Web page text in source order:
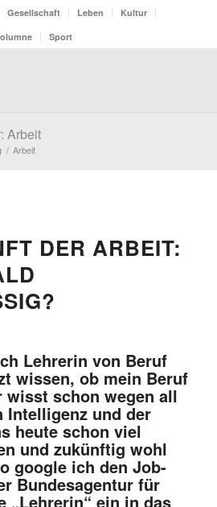
Gesellschaft Leben
Kultur
Sport
Arbeit
/ Arbeit
DER ARBEIT:
Lehrerin von Beruf
wissen, ob mein Beruf
wisst schon wegen all
Intelligenz und der
heute schon viel
und zukünftig wohl
google ich den Job-
Bundesagentur für
„Lehrerin“ ein in das